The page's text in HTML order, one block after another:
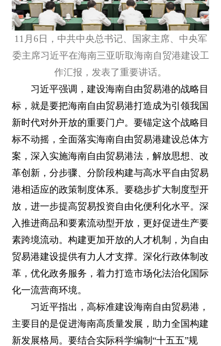
11月6日，中共中央总书记、国家主席、中央军
委主席习近平在海南三亚听取海南自贸港建设工
作汇报，发表了重要讲话。
习近平强调，建设海南自由贸易港的战略目
标，就是要把海南自由贸易港打造成为引领我国
新时代对外开放的重要门户。要锚定这个战略目
标不动摇，全面落实海南自由贸易港建设总体方
案，深入实施海南自由贸易港法，解放思想、改
革创新，分步骤、分阶段构建与高水平自由贸易
港相适应的政策制度体系。要稳步扩大制度型开
放，进一步提高贸易投资自由化便利化水平。深
入推进商品和要素流动型开放，更好促进生产要
素跨境流动。构建更加开放的人才机制，为自由
贸易港建设提供有力人才支撑。深化行政体制改
革，优化政务服务，着力打造市场化法治化国际
化一流营商环境。
习近平指出，高标准建设海南自由贸易港，
主要目的是促进海南高质量发展，助力全国构建
新发展格局。要结合实际科学编制“十五五”规